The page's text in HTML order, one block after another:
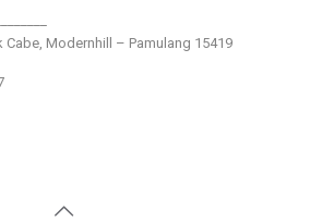
Cabe, Modernhill – Pamulang 15419